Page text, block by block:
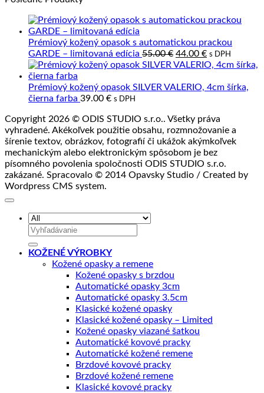
prírodná
a
jej
spracovanie
Prémiový kožený opasok s automatickou prackou
GARDE – limitovaná edícia 55.00€ Pôvodná
cena
55.00 €.
44.00 €Aktuálna
cena
44.00 €.
s DPH
Prémiový kožený opasok SILVER VALERIO, 4cm šírka,
čierna farba 39.00 € s DPH
Copyright 2026 © ODIS STUDIO s.r.o.. Všetky práva
vyhradené. Akékoľvek použitie obsahu, rozmnožovanie a
šírenie textov, obrázkov, fotografií či ukážok akýmkoľvek
mechanickým alebo elektronickým spôsobom je bez
písomného povolenia spoločnosti ODIS STUDIO s.r.o.
zakázané. Spracovalo © 2014 Opavsky Studio / Created by
Wordpress CMS system.
Hľadať:
KOŽENÉ VÝROBKY
Kožené opasky a remene
Kožené opasky s brzdou
Automatické opasky 3cm
Automatické opasky 3.5cm
Klasické kožené opasky
Klasické kožené opasky – Limited
Kožené opasky viazané šatkou
Automatické kovové pracky
Automatické kožené remene
Brzdové kovové pracky
Brzdové kožené remene
Klasické kovové pracky